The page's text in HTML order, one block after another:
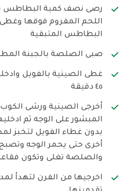
رصى نصف كمية البطاطس
اللحم المفروم فوقها
البطاطس المتبقية
صبى الصلصة بالجبنة
غطى الصينية بالفويل
٤٥ دقيقة
أخرجى الصينية ورشى
المبشور على الوجه ثم
أخرى حتى يحمر الوجه
والصلصة تغلى وتكون